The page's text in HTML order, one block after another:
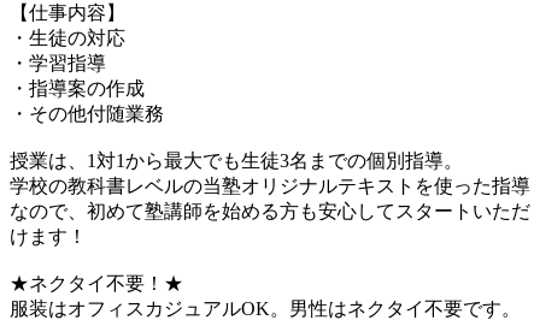
【仕事内容】
・生徒の対応
・学習指導
・指導案の作成
・その他付随業務
授業は、1対1から最大でも生徒3名までの個別指導。
学校の教科書レベルの当塾オリジナルテキストを使った指導
なので、初めて塾講師を始める方も安心してスタートいただ
けます！
★ネクタイ不要！★
服装はオフィスカジュアルOK。男性はネクタイ不要です。